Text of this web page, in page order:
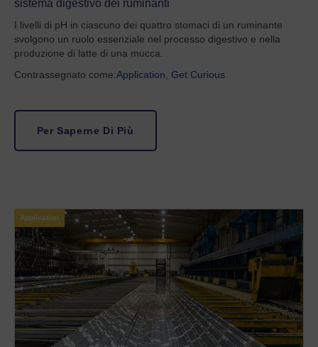
sistema digestivo dei ruminanti
I livelli di pH in ciascuno dei quattro stomaci di un ruminante
svolgono un ruolo essenziale nel processo digestivo e nella
produzione di latte di una mucca.
Contrassegnato come:Application Get Curious
Per Saperne Di Più
Application